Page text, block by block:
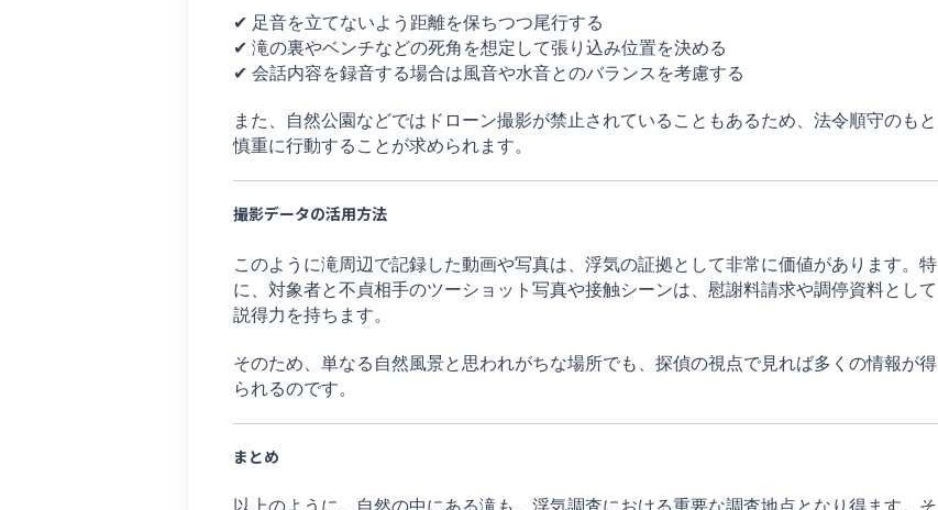
✔ 足音を立てないよう距離を保ちつつ尾行する
✔ 滝の裏やベンチなどの死角を想定して張り込み位置を決める
✔ 会話内容を録音する場合は風音や水音とのバランスを考慮する
また、自然公園などではドローン撮影が禁止されていることもあるため、法令順守のもと
慎重に行動することが求められます。
撮影データの活用方法
このように滝周辺で記録した動画や写真は、浮気の証拠として非常に価値があります。特
に、対象者と不貞相手のツーショット写真や接触シーンは、慰謝料請求や調停資料として
説得力を持ちます。
そのため、単なる自然風景と思われがちな場所でも、探偵の視点で見れば多くの情報が得
られるのです。
まとめ